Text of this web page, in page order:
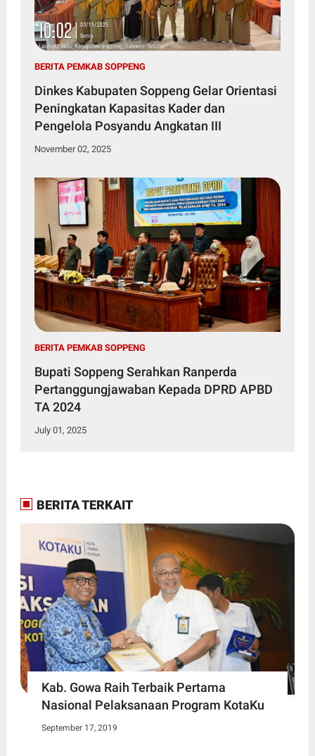
BERITA PEMKAB SOPPENG
Dinkes Kabupaten Soppeng Gelar Orientasi
Peningkatan Kapasitas Kader dan
Pengelola Posyandu Angkatan III
November 02, 2025
BERITA PEMKAB SOPPENG
Bupati Soppeng Serahkan Ranperda
Pertanggungjawaban Kepada DPRD APBD
TA 2024
July 01, 2025
BERITA TERKAIT
Kab. Gowa Raih Terbaik Pertama
Nasional Pelaksanaan Program KotaKu
September 17, 2019